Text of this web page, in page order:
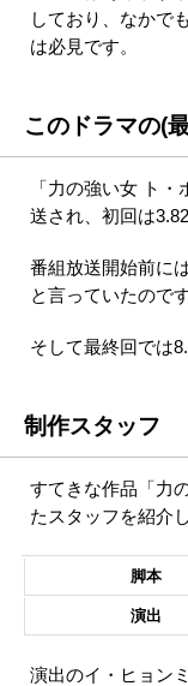
しており、なかで
は必見です。
このドラマの(
「力の強い女 ト
送され、初回は
番組放送開始前に
と言っていたので
そして最終回では
制作スタッフ
すてきな作品「力
たスタッフを紹介
脚本
演出
演出のイ・ヒョン